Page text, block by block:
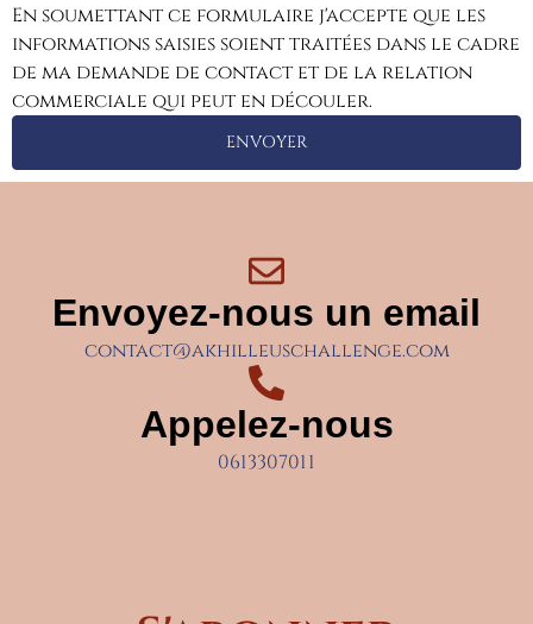
En soumettant ce formulaire j'accepte que les
informations saisies soient traitées dans le cadre
de ma demande de contact et de la relation
commerciale qui peut en découler.
ENVOYER
Envoyez-nous un email
contact@akhilleuschallenge.com
Appelez-nous
0613307011